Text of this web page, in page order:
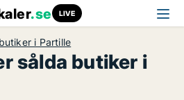
.se LIVE
i Partille
sålda butiker i